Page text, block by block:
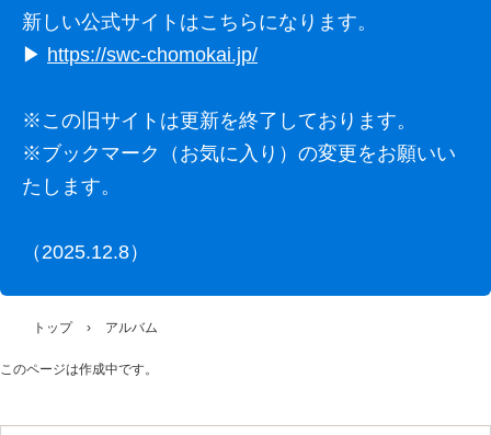
新しい公式サイトはこちらになります。
▶ https://swc-chomokai.jp/
※この旧サイトは更新を終了しております。
※ブックマーク（お気に入り）の変更をお願いい
たします。
（2025.12.8）
トップ › アルバム
このページは作成中です。